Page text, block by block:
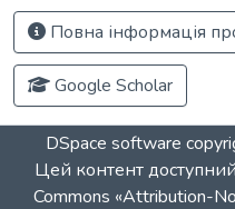
Повна інформація
Google Scholar
DSpace software
Цей контент
Commons «Attribution-